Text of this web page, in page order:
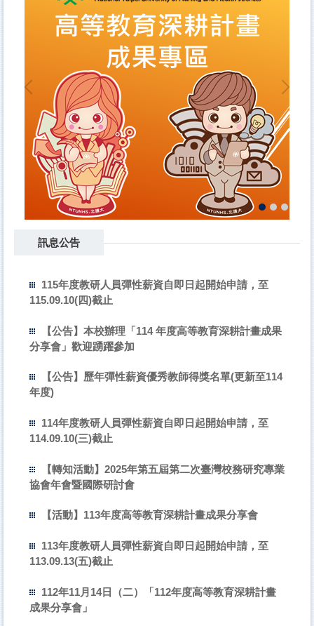
訊息公告
115年度教研人員彈性薪資自即日起開始申請，至
115.09.10(四)截止
【公告】本校辦理「114 年度高等教育深耕計畫成果
分享會」歡迎踴躍參加
【公告】歷年彈性薪資優秀教師得獎名單(更新至114
年度)
114年度教研人員彈性薪資自即日起開始申請，至
114.09.10(三)截止
【轉知活動】2025年第五屆第二次臺灣校務研究專業
協會年會暨國際研討會
【活動】113年度高等教育深耕計畫成果分享會
113年度教研人員彈性薪資自即日起開始申請，至
113.09.13(五)截止
112年11月14日（二）「112年度高等教育深耕計畫
成果分享會」